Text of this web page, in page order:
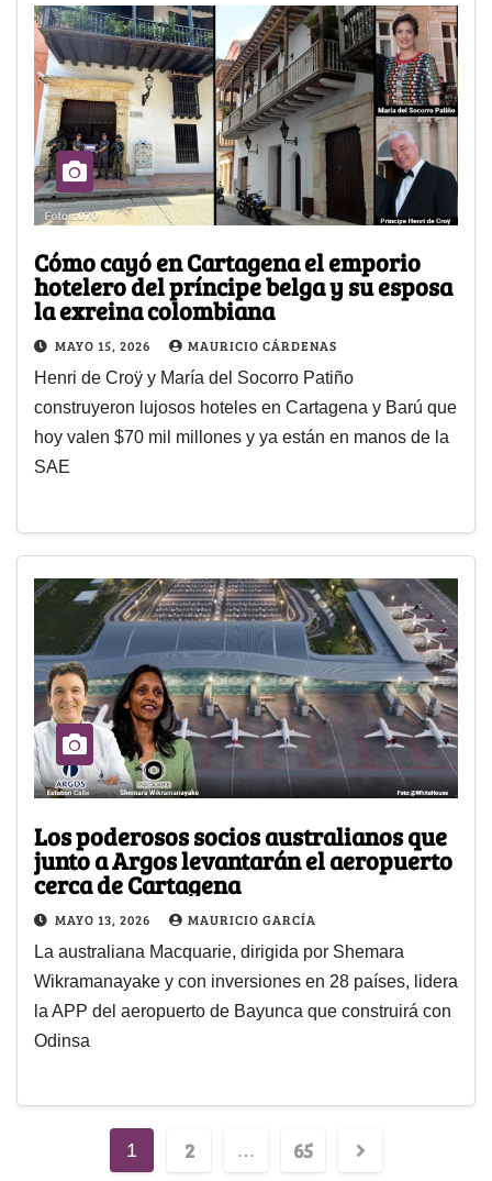
Cómo cayó en Cartagena el emporio
hotelero del príncipe belga y su esposa
la exreina colombiana
MAYO 15, 2026 MAURICIO CÁRDENAS
Henri de Croÿ y María del Socorro Patiño
construyeron lujosos hoteles en Cartagena y Barú que
hoy valen $70 mil millones y ya están en manos de la
SAE
Los poderosos socios australianos que
junto a Argos levantarán el aeropuerto
cerca de Cartagena
MAYO 13, 2026 MAURICIO GARCÍA
La australiana Macquarie, dirigida por Shemara
Wikramanayake y con inversiones en 28 países, lidera
la APP del aeropuerto de Bayunca que construirá con
Odinsa
1 2 … 65